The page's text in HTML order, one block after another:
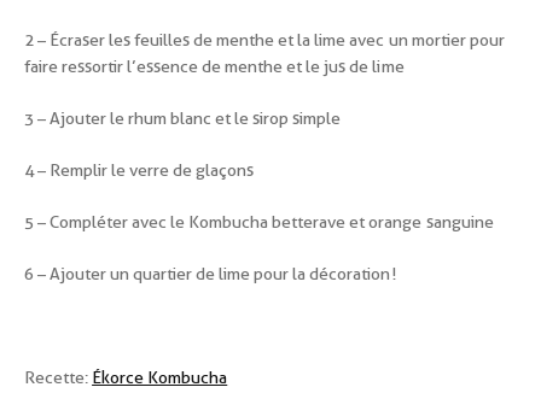
2 – Écraser les feuilles de menthe et la lime avec un mortier pour
faire ressortir l’essence de menthe et le jus de lime
3 – Ajouter le rhum blanc et le sirop simple
4 – Remplir le verre de glaçons
5 – Compléter avec le Kombucha betterave et orange sanguine
6 – Ajouter un quartier de lime pour la décoration!
Recette: Ékorce Kombucha